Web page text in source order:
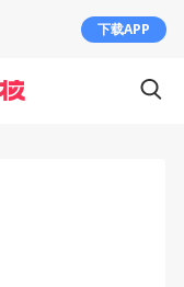
下载APP